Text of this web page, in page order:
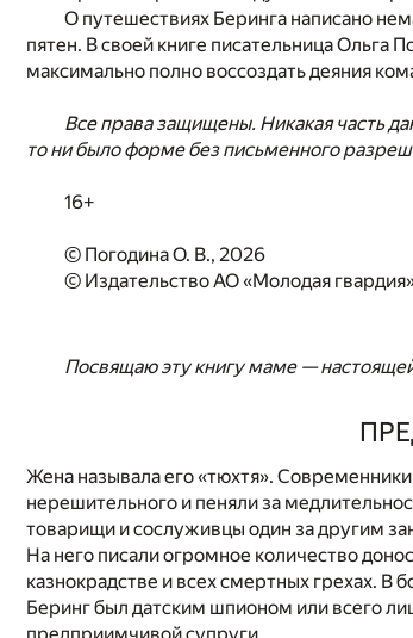
О путешествиях Беринга написано
пятен. В своей книге писательница Ольга
максимально полно воссоздать деяния
Все права защищены. Никакая часть
то ни было форме без письменного
16+
© Погодина О. В., 2026
© Издательство АО «Молодая
Посвящаю эту книгу маме —
Жена называла его «тюхтя».
нерешительного и пеняли за
товарищи и сослуживцы один за другим
На него писали огромное количество
казнокрадстве и всех смертных грехах. В
Беринг был датским шпионом или всего